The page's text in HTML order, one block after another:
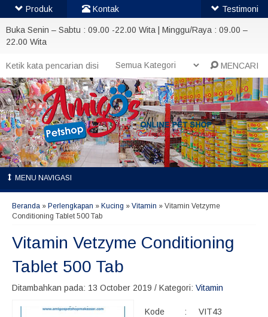
Buka Senin – Sabtu : 09.00 -22.00 Wita | Minggu/Raya : 09.00 –
22.00 Wita
MENCARI
MENU NAVIGASI
Beranda » Perlengkapan » Kucing » Vitamin » Vitamin Vetzyme
Conditioning Tablet 500 Tab
Vitamin Vetzyme Conditioning
Tablet 500 Tab
Ditambahkan pada: 13 October 2019 / Kategori: Vitamin
Kode : VIT43
Produk Kontak Testimoni